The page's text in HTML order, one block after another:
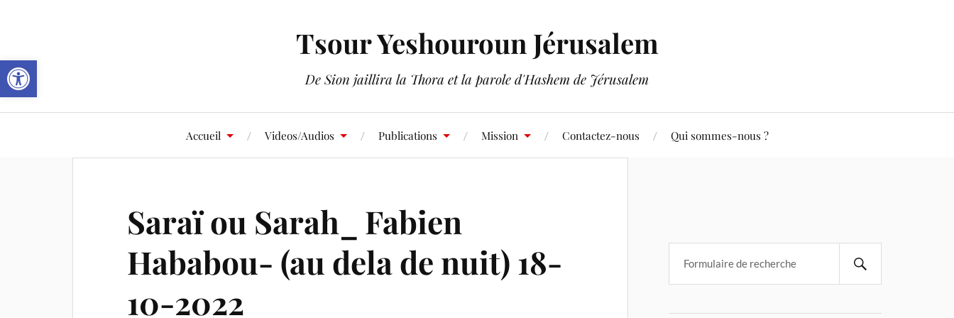
Ouvrir la barre d’outils
Tsour Yeshouroun Jérusalem
De Sion jaillira la Thora et la parole d'Hashem de Jérusalem
Accueil Videos/Audios Publications Mission Contactez-nous Qui sommes-nous ?
Saraï ou Sarah_ Fabien
Hababou- (au dela de nuit) 18-
10-2022